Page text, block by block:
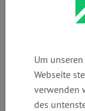
Schwarzfahren
Um
Webseite
verwenden
des